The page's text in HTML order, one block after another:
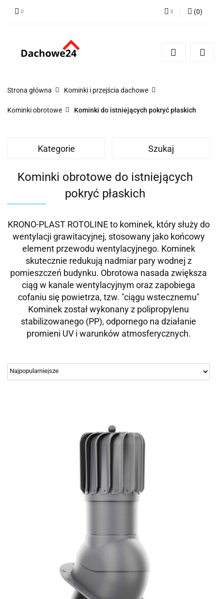
Zarejestruj się
(0)
Strona główna Kominki i przejścia dachowe
Kominki obrotowe Kominki do istniejących pokryć płaskich
Kategorie Szukaj
Kominki obrotowe do istniejących
pokryć płaskich
KRONO-PLAST ROTOLINE to kominek, który służy do
wentylacji grawitacyjnej, stosowany jako końcowy
element przewodu wentylacyjnego. Kominek
skutecznie redukują nadmiar pary wodnej z
pomieszczeń budynku. Obrotowa nasada zwiększa
ciąg w kanale wentylacyjnym oraz zapobiega
cofaniu się powietrza, tzw. "ciągu wstecznemu"
Kominek został wykonany z polipropylenu
stabilizowanego (PP), odpornego na działanie
promieni UV i warunków atmosferycznych.